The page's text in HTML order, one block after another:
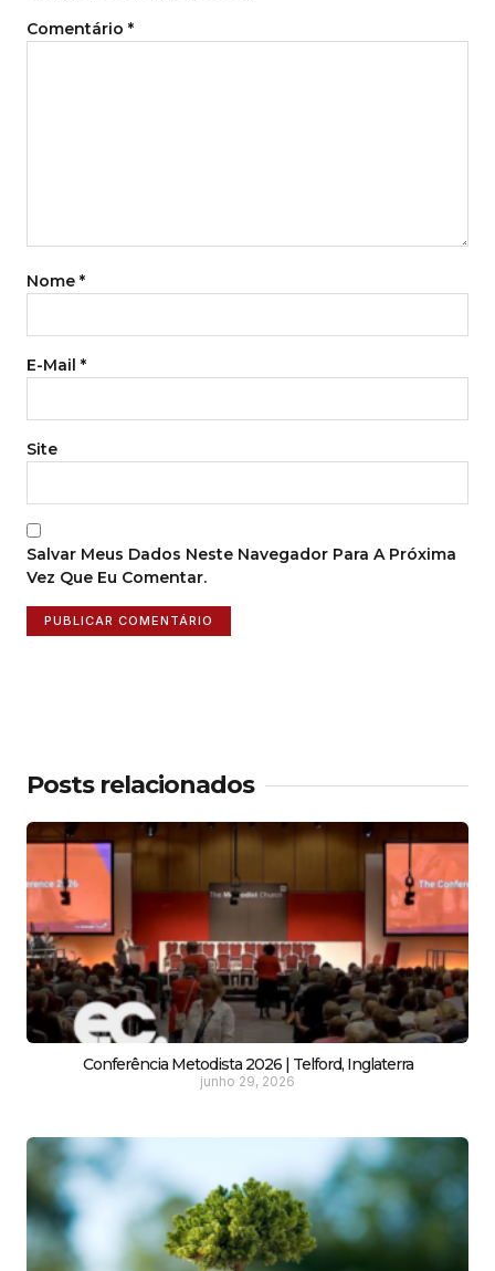
Comentário *
Nome *
E-Mail *
Site
Salvar Meus Dados Neste Navegador Para A Próxima
Vez Que Eu Comentar.
Posts relacionados
Conferência Metodista 2026 | Telford, Inglaterra
junho 29, 2026